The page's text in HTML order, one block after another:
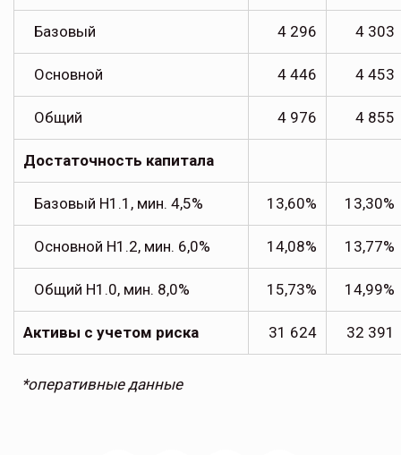
Базовый 4 296 4 303
Основной 4 446 4 453
Общий 4 976 4 855
Достаточность капитала
Базовый Н1.1, мин. 4,5% 13,60% 13,30%
Основной Н1.2, мин. 6,0% 14,08% 13,77%
Общий Н1.0, мин. 8,0% 15,73% 14,99%
Активы с учетом риска 31 624 32 391
*оперативные данные